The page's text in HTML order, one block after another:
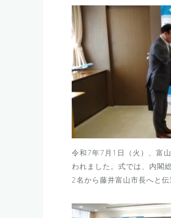
令和7年7月1日（火）、富
われました。式では、内閣
2名から藤井富山市長へと伝